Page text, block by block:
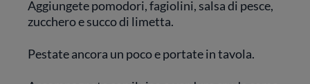
Aggiungete pomodori, fagiolini, salsa di pesce,
zucchero e succo di limetta.
Pestate ancora un poco e portate in tavola.